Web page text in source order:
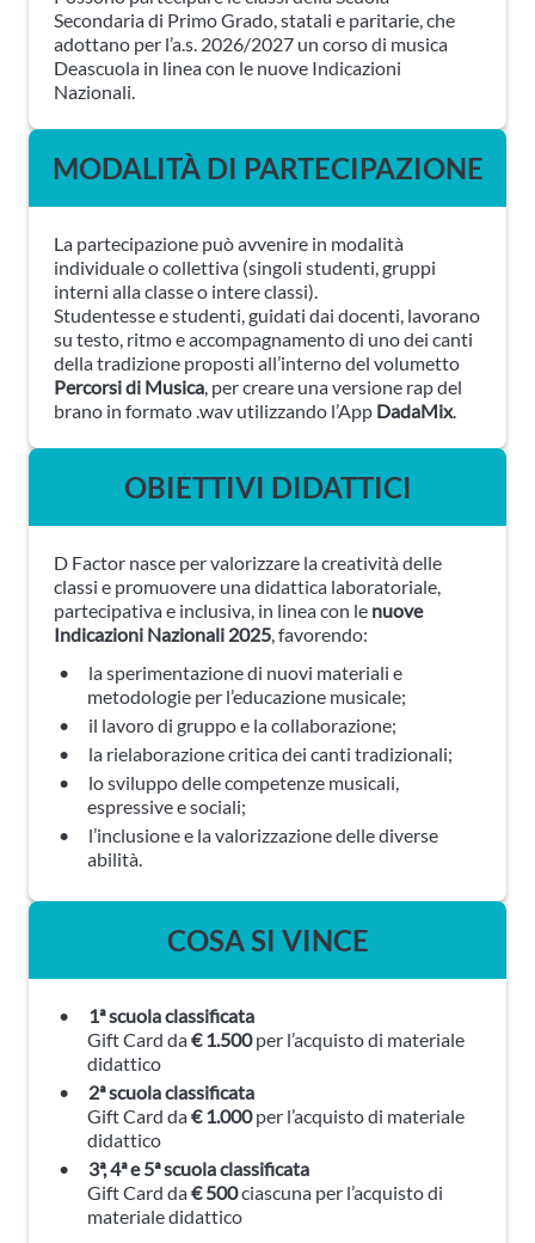
Secondaria di Primo Grado, statali e paritarie, che
adottano per l’a.s. 2026/2027 un corso di musica
Deascuola in linea con le nuove Indicazioni
Nazionali.
MODALITÀ DI PARTECIPAZIONE
La partecipazione può avvenire in modalità
individuale o collettiva (singoli studenti, gruppi
interni alla classe o intere classi).
Studentesse e studenti, guidati dai docenti, lavorano
su testo, ritmo e accompagnamento di uno dei canti
della tradizione proposti all’interno del volumetto
Percorsi di Musica, per creare una versione rap del
brano in formato .wav utilizzando l’App DadaMix.
OBIETTIVI DIDATTICI
D Factor nasce per valorizzare la creatività delle
classi e promuovere una didattica laboratoriale,
partecipativa e inclusiva, in linea con le nuove
Indicazioni Nazionali 2025, favorendo:
la sperimentazione di nuovi materiali e
metodologie per l’educazione musicale;
il lavoro di gruppo e la collaborazione;
la rielaborazione critica dei canti tradizionali;
lo sviluppo delle competenze musicali,
espressive e sociali;
l’inclusione e la valorizzazione delle diverse
abilità.
COSA SI VINCE
1ª scuola classificata
Gift Card da€ 1.500per l’acquisto di materiale
didattico
2ª scuola classificata
Gift Card da€ 1.000per l’acquisto di materiale
didattico
3ª, 4ª e 5ª scuola classificata
Gift Card da€ 500ciascuna per l’acquisto di
materiale didattico